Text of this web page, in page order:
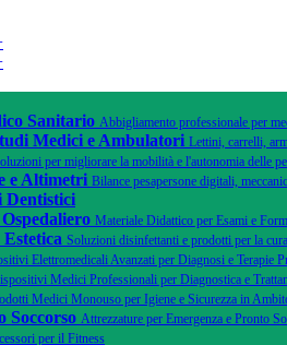
Sanitario Abbigliamento professionale per
Medici e Ambulatori Lettini, carrelli,
per migliorare la mobilità e l'autonomia delle
e Altimetri Bilance pesapersone digitali,
Dentistici
Materiale Didattico per Esami e
Soluzioni disinfettanti e prodotti per la
Elettromedicali Avanzati per Diagnosi e Terapie
Medici Professionali per Diagnostica e
Medici Monouso per Igiene e Sicurezza in
Soccorso Attrezzature per Emergenza e Pronto
per il Fitness